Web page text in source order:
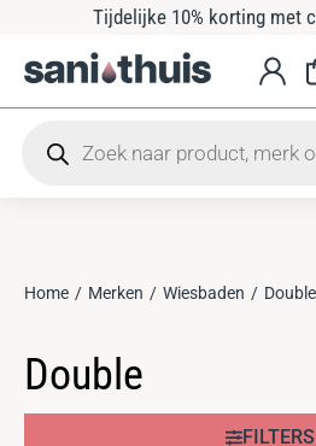
Tijdelijke 10% korting met
Je bent hier:
Home Merken Wiesbaden Double
Double
FILTERS